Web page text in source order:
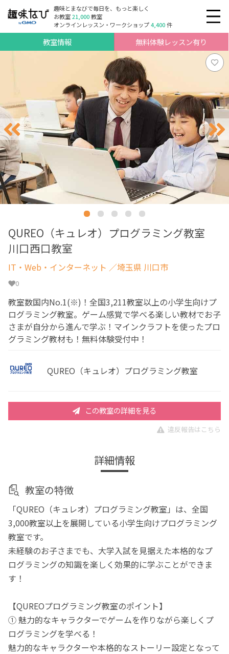
趣味とまなびで毎日を、もっと楽しく
お教室21,000教室
オンラインレッスン・ワークショップ4,400件
教室情報 無料体験レッスン有り
QUREO（キュレオ）プログラミング教室
川口西口教室
IT・Web・インターネット ／埼玉県 川口市
0
教室数国内No.1(※)！全国3,211教室以上の小学生向けプ
ログラミング教室。ゲーム感覚で学べる楽しい教材でお子
さまが自分から進んで学ぶ！マインクラフトを使ったプロ
グラミング教材も！無料体験受付中！
QUREO（キュレオ）プログラミング教室
この教室の詳細を見る
違反報告はこちら
詳細情報
教室の特徴
「QUREO（キュレオ）プログラミング教室」は、全国
3,000教室以上を展開している小学生向けプログラミング
教室です。
未経験のお子さまでも、大学入試を見据えた本格的なプ
ログラミングの知識を楽しく効果的に学ぶことができま
す！
【QUREOプログラミング教室のポイント】
① 魅力的なキャラクターでゲームを作りながら楽しくプ
ログラミングを学べる！
魅力的なキャラクターや本格的なストーリー設定となって